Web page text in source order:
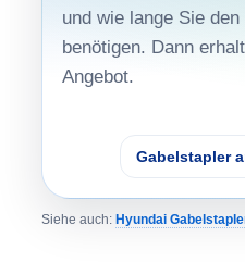
und wie lange Sie
benötigen. Dann
Angebot.
Gabelstapler
Siehe auch: Hyundai